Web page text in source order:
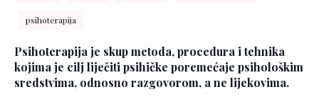
psihoterapija
Psihoterapija je skup metoda, procedura i tehnika
kojima je cilj liječiti psihičke poremećaje psihološkim
sredstvima, odnosno razgovorom, a ne lijekovima.